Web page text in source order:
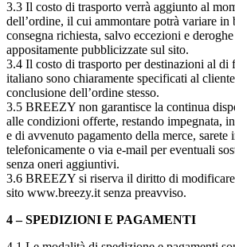
3.3 Il costo di trasporto verrà aggiunto al
dell’ordine, il cui ammontare potrà variare in
consegna richiesta, salvo eccezioni e
appositamente pubblicizzate sul sito.
3.4 Il costo di trasporto per destinazioni al di
italiano sono chiaramente specificati al
conclusione dell’ordine stesso.
3.5 BREEZY non garantisce la continua
alle condizioni offerte, restando impegnata,
e di avvenuto pagamento della merce, sarete
telefonicamente o via e-mail per eventuali
senza oneri aggiuntivi.
3.6 BREEZY si riserva il diritto di
sito www.breezy.it senza preavviso.
4 – SPEDIZIONI E PAGAMENTI